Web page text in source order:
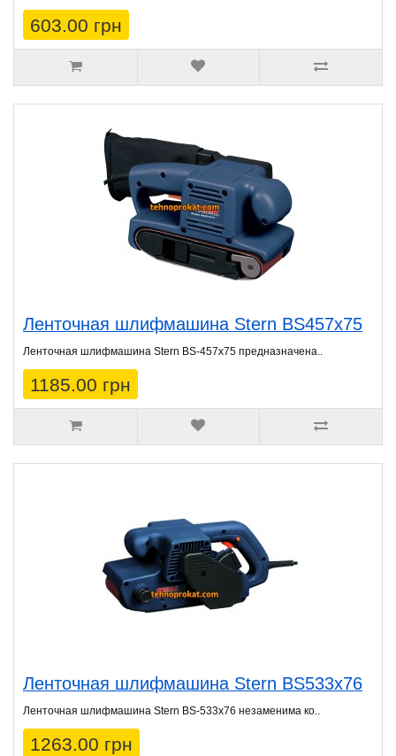
603.00 грн
Ленточная шлифмашина Stern BS457х75
Ленточная шлифмашина Stern BS-457x75 предназначена..
1185.00 грн
Ленточная шлифмашина Stern BS533х76
Ленточная шлифмашина Stern BS-533x76 незаменима ко..
1263.00 грн